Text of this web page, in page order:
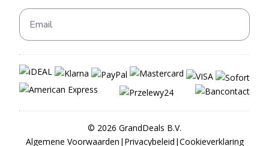
© 2026 GrandDeals B.V.
Algemene Voorwaarden | Privacybeleid |Cookieverklaring